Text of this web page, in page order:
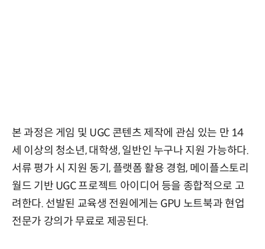
본 과정은 게임 및 UGC 콘텐츠 제작에 관심 있는 만 14
세 이상의 청소년, 대학생, 일반인 누구나 지원 가능하다.
서류 평가 시 지원 동기, 플랫폼 활용 경험, 메이플스토리
월드 기반 UGC 프로젝트 아이디어 등을 종합적으로 고
려한다. 선발된 교육생 전원에게는 GPU 노트북과 현업
전문가 강의가 무료로 제공된다.